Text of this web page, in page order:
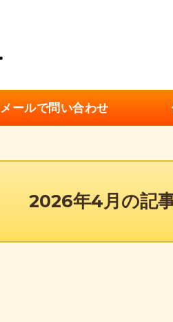
ガス給湯
メールで問い合わせ
2026年4月の記